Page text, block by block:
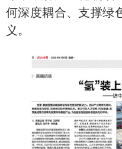
何深度耦合、支撑绿
义。